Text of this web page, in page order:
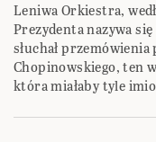
Leniwa Orkiestra,
Prezydenta nazywa się
słuchał
Chopinowskiego, ten
która miałaby tyle